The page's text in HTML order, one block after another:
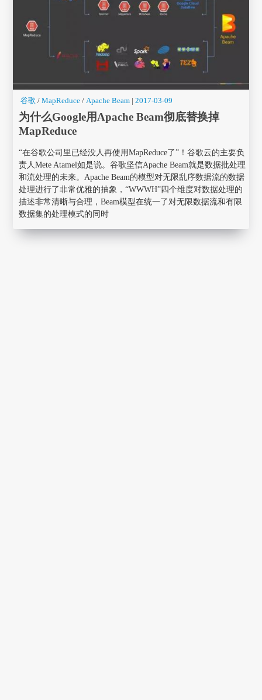
谷歌 / MapReduce / Apache Beam |2017-03-09
为什么Google用Apache Beam彻底替换掉
MapReduce
“在谷歌公司里已经没人再使用MapReduce了”！谷歌云的主要负
责人Mete Atamel如是说。谷歌坚信Apache Beam就是数据批处理
和流处理的未来。Apache Beam的模型对无限乱序数据流的数据
处理进行了非常优雅的抽象，“WWWH”四个维度对数据处理的
描述非常清晰与合理，Beam模型在统一了对无限数据流和有限
数据集的处理模式的同时